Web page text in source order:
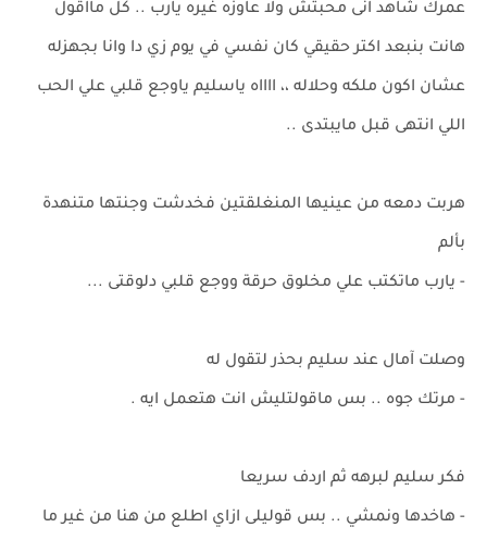
عمرك شاهد انى محبتش ولا عاوزه غيره يارب .. كل مااقول
هانت بنبعد اكتر حقيقي كان نفسي في يوم زي دا وانا بجهزله
عشان اكون ملكه وحلاله ،، ااااه ياسليم ياوجع قلبي علي الحب
اللي انتهى قبل مايبتدى ..
هربت دمعه من عينيها المنغلقتين فخدشت وجنتها متنهدة
بألم
- يارب ماتكتب علي مخلوق حرقة ووجع قلبي دلوقتى ...
وصلت آمال عند سليم بحذر لتقول له
- مرتك جوه .. بس ماقولتليش انت هتعمل ايه .
فكر سليم لبرهه ثم اردف سريعا
- هاخدها ونمشي .. بس قوليلى ازاي اطلع من هنا من غير ما